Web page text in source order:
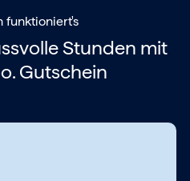
funktioniert's
Stunden mit
Gutschein